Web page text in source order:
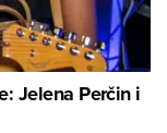
Jelena Perčin i